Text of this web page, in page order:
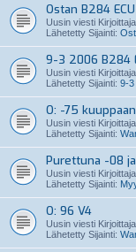
Ostan B284 ECU
Uusin viesti Kirjoittaja
Lähetetty Sijainti:
9-3 2006 B284
Uusin viesti Kirjoittaja
Lähetetty Sijainti: 9-3
O: -75
Uusin viesti Kirjoittaja
Lähetetty Sijainti:
Purettuna -08
Uusin viesti Kirjoittaja
Lähetetty Sijainti:
O: 96 V4
Uusin viesti Kirjoittaja
Lähetetty Sijainti: